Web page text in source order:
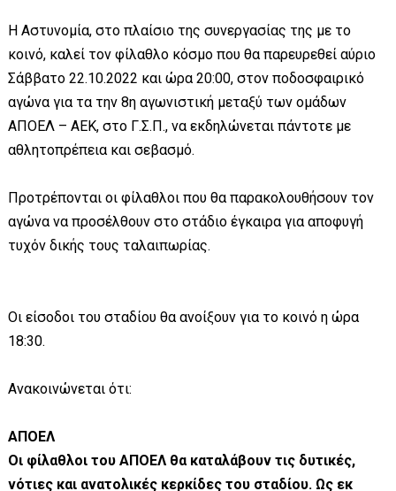
Η Αστυνομία, στο πλαίσιο της συνεργασίας της με το
κοινό, καλεί τον φίλαθλο κόσμο που θα παρευρεθεί αύριο
Σάββατο 22.10.2022 και ώρα 20:00, στον ποδοσφαιρικό
αγώνα για τα την 8η αγωνιστική μεταξύ των ομάδων
ΑΠΟΕΛ – ΑΕΚ, στο Γ.Σ.Π., να εκδηλώνεται πάντοτε με
αθλητοπρέπεια και σεβασμό.
Προτρέπονται οι φίλαθλοι που θα παρακολουθήσουν τον
αγώνα να προσέλθουν στο στάδιο έγκαιρα για αποφυγή
τυχόν δικής τους ταλαιπωρίας.
Οι είσοδοι του σταδίου θα ανοίξουν για το κοινό η ώρα
18:30.
Ανακοινώνεται ότι:
ΑΠΟΕΛ
Οι φίλαθλοι του ΑΠΟΕΛ θα καταλάβουν τις δυτικές,
νότιες και ανατολικές κερκίδες του σταδίου. Ως εκ